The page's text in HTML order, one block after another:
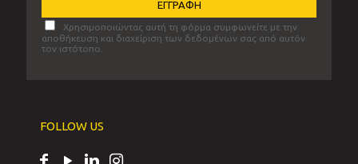
Χρησιμοποιώντας αυτή τη φόρμα συμφωνείτε με την
αποθήκευση και διαχείριση των δεδομένων σας από αυτόν
τον ιστότοπο.
FOLLOW US